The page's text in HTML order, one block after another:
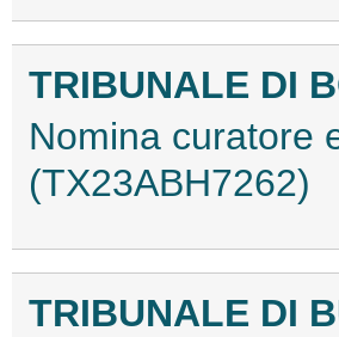
TRIBUNALE DI
Nomina curatore
(TX23ABH7262)
TRIBUNALE DI